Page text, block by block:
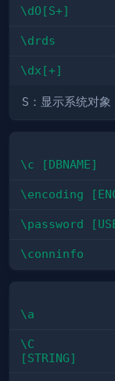
\dO[S+]
\drds
\dx[+]
S ：显示系统对象
\c [DBNAME]
\encoding
\password
\conninfo
\a
\C
[STRING]